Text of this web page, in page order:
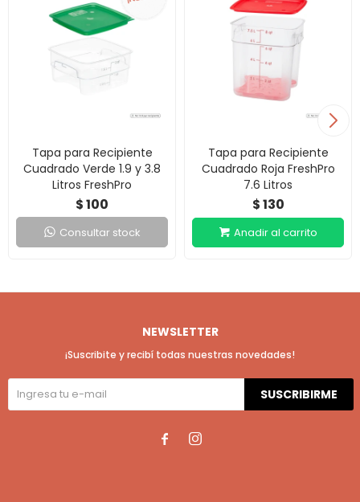
Tapa para Recipiente
Cuadrado Verde 1.9 y 3.8
Litros FreshPro
$100
Consultar stock
Tapa para Recipiente
Cuadrado Roja FreshPro
7.6 Litros
$130
NEWSLETTER
¡Suscribite y recibí todas nuestras novedades!
SUSCRIBIRME
 